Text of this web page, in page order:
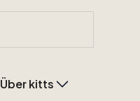
Über kitts